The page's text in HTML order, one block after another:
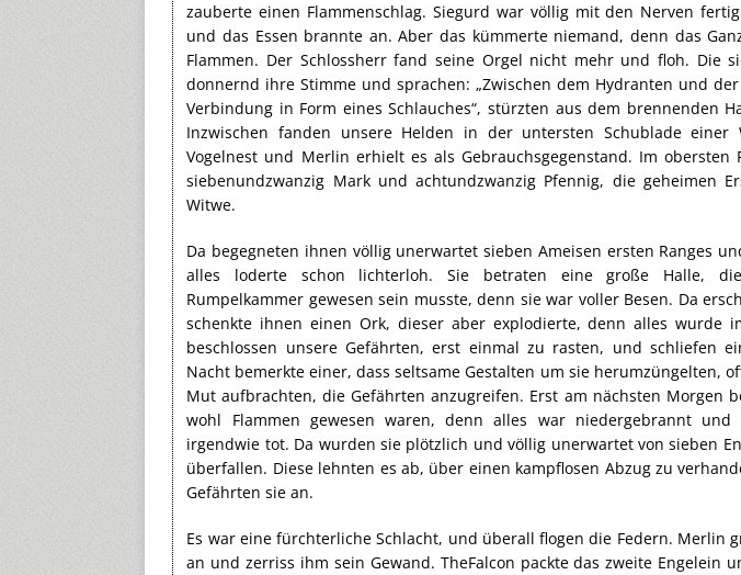
zauberte einen Flammenschlag. Siegurd war völlig mit den Nerven
und das Essen brannte an. Aber das kümmerte niemand, denn das
Flammen. Der Schlossherr fand seine Orgel nicht mehr und floh. Die
donnernd ihre Stimme und sprachen: „Zwischen dem Hydranten und
Verbindung in Form eines Schlauches“, stürzten aus dem brennenden
Inzwischen fanden unsere Helden in der untersten Schublade einer
Vogelnest und Merlin erhielt es als Gebrauchsgegenstand. Im obersten
siebenundzwanzig Mark und achtundzwanzig Pfennig, die geheimen
Witwe.
Da begegneten ihnen völlig unerwartet sieben Ameisen ersten Ranges
alles loderte schon lichterloh. Sie betraten eine große Halle,
Rumpelkammer gewesen sein musste, denn sie war voller Besen. Da
schenkte ihnen einen Ork, dieser aber explodierte, denn alles wurde
beschlossen unsere Gefährten, erst einmal zu rasten, und schliefen
Nacht bemerkte einer, dass seltsame Gestalten um sie herumzüngelten,
Mut aufbrachten, die Gefährten anzugreifen. Erst am nächsten Morgen
wohl Flammen gewesen waren, denn alles war niedergebrannt
irgendwie tot. Da wurden sie plötzlich und völlig unerwartet von sieben
überfallen. Diese lehnten es ab, über einen kampflosen Abzug zu
Gefährten sie an.
Es war eine fürchterliche Schlacht, und überall flogen die Federn. Merlin
an und zerriss ihm sein Gewand. TheFalcon packte das zweite Engelein